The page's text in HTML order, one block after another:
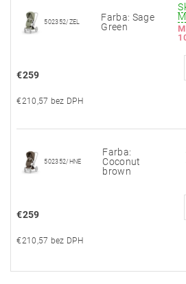
502352/ZEL
Farba: Sage
Green
€259
€210,57 bez DPH
502352/HNE
Farba:
Coconut
brown
€259
€210,57 bez DPH